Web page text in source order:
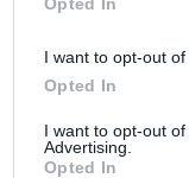
I want to opt-out
Opted In
I want to opt-out
Advertising.
Opted In